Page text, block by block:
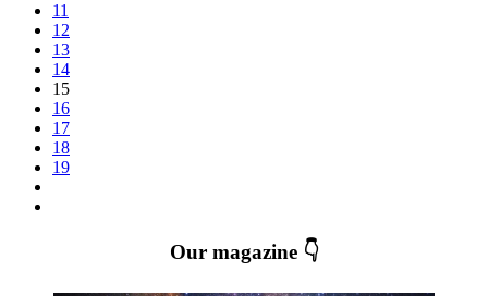
11
12
13
14
15
16
17
18
19
Our magazine 👇